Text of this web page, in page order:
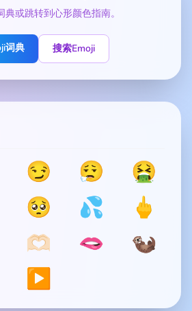
典或跳转到心形颜色指南。
词典 搜索Emoji
😏 😮‍💨
🤮
🥺 💦
🖕
🫶🏻 🫦
🦦
▶️